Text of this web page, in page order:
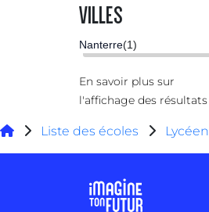
VILLES
Nanterre(1)
En savoir plus sur
l'affichage des résultats
Liste des écoles Lycéen